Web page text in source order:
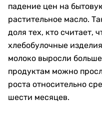
падение цен на
растительное масло.
доля тех, кто считает,
хлебобулочные
молоко выросли
продуктам можно
роста относительно
шести месяцев.